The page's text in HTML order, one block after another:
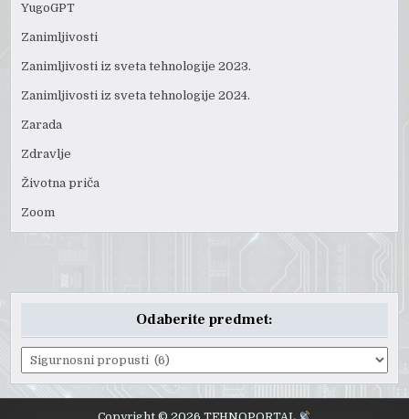
YugoGPT
Zanimljivosti
Zanimljivosti iz sveta tehnologije 2023.
Zanimljivosti iz sveta tehnologije 2024.
Zarada
Zdravlje
Životna priča
Zoom
Odaberite predmet:
Odaberite
predmet: